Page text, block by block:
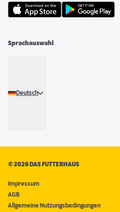
Sprachauswahl
Deutsch
©2026 DAS FUTTERHAUS
Impressum
AGB
Allgemeine Nutzungsbedingungen